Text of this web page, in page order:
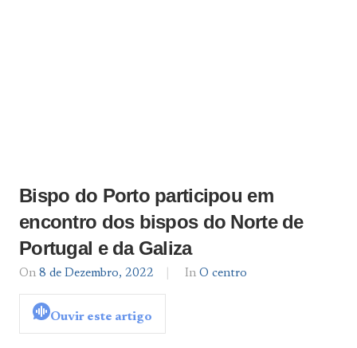
Bispo do Porto participou em
encontro dos bispos do Norte de
Portugal e da Galiza
On 8 de Dezembro, 2022
By
In O centro
Ouvir este artigo